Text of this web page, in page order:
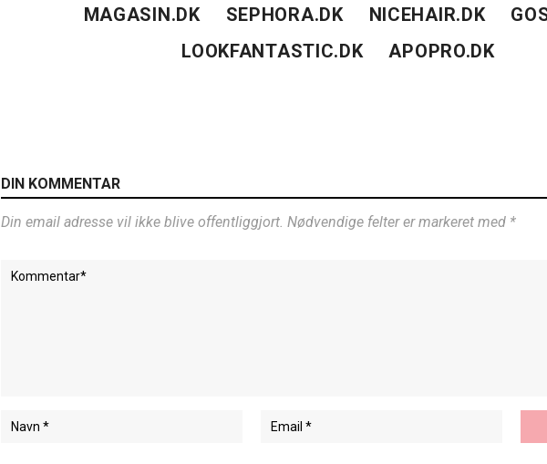
MAGASIN.DK SEPHORA.DK NICEHAIR.DK
LOOKFANTASTIC.DK
APOPRO.DK
DIN KOMMENTAR
Din email adresse vil ikke blive offentliggjort. Nødvendige felter er markeret med *